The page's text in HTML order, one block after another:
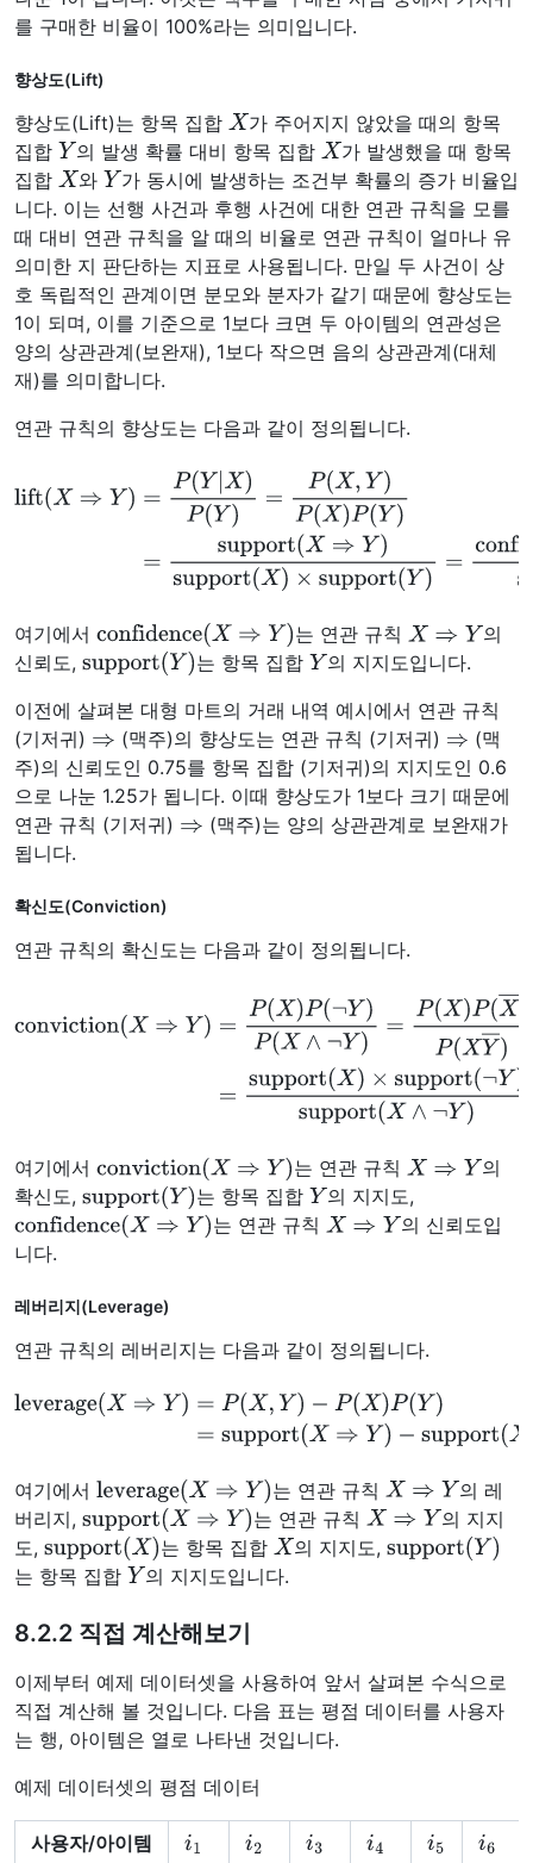
를 구매한 비율이 100%라는 의미입니다.
향상도(Lift)
향상도(Lift)는 항목 집합 X 가 주어지지 않았을 때의 항목
집합 Y 의 발생 확률 대비 항목 집합 X 가 발생했을 때 항목
집합 X 와 Y 가 동시에 발생하는 조건부 확률의 증가 비율입
니다. 이는 선행 사건과 후행 사건에 대한 연관 규칙을 모를
때 대비 연관 규칙을 알 때의 비율로 연관 규칙이 얼마나 유
의미한 지 판단하는 지표로 사용됩니다. 만일 두 사건이 상
호 독립적인 관계이면 분모와 분자가 같기 때문에 향상도는
1이 되며, 이를 기준으로 1보다 크면 두 아이템의 연관성은
양의 상관관계(보완재), 1보다 작으면 음의 상관관계(대체
재)를 의미합니다.
연관 규칙의 향상도는 다음과 같이 정의됩니다.
P(Y)= P(X )P( Y)=support
pport(X )× support(Y)=confidence(X⇒Y)support
여기에서 confidence(X ⇒ Y) 는 연관 규칙X⇒Y
의
신뢰도, support(Y) 는 항목 집합Y 의 지지도입니다.
이전에 살펴본 대형 마트의 거래 내역 예시에서 연관 규칙
(기저귀) ⇒ (맥주)의 향상도는 연관 규칙 (기저귀) ⇒ (맥
주)의 신뢰도인 0.75를 항목 집합 (기저귀)의 지지도인 0.6
으로 나눈 1.25가 됩니다. 이때 향상도가 1보다 크기 때문에
연관 규칙 (기저귀) ⇒ (맥주)는 양의 상관관계로 보완재가
됩니다.
확신도(Conviction)
연관 규칙의 확신도는 다음과 같이 정의됩니다.
Y)P (X∧¬Y =P( X― )P( XY―
)=1−P(Y)1−P(Y |X)=support(X)×support( ¬Y) support(X∧
)1 −confidence )
여기에서 conviction(X⇒Y) 는 연관 규칙X⇒Y
의
확신도, support(Y) 는 항목 집합Y 의 지지도,
confidence(X ⇒ Y) 는 연관 규칙X⇒Y
의 신뢰도입
니다.
레버리지(Leverage)
연관 규칙의 레버리지는 다음과 같이 정의됩니다.
leverage (X⇒Y)= P( X,Y) −P (X)P(Y )=support(X
support(X)×support( Y)
여기에서 leverage(X ⇒ Y) 는 연관 규칙 X⇒Y
의 레
버리지, support(X ⇒Y) 는 연관 규칙 X⇒Y
의 지지
도, support(X ) 는 항목 집합 X 의 지지도, support(Y)
는 항목 집합 Y 의 지지도입니다.
8.2.2 직접 계산해보기
이제부터 예제 데이터셋을 사용하여 앞서 살펴본 수식으로
직접 계산해 볼 것입니다. 다음 표는 평점 데이터를 사용자
는 행, 아이템은 열로 나타낸 것입니다.
예제 데이터셋의 평점 데이터
사용자/아이템 i1 i2 i3 i4 i5 i6